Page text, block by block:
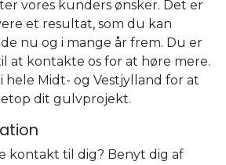
vores kunders ønsker. Det er
et resultat, som du kan
nu og i mange år frem. ​Du er
at kontakte os for at høre mere.
hele Midt- og Vestjylland for at
dit gulvprojekt.
kontakt til dig? Benyt dig af